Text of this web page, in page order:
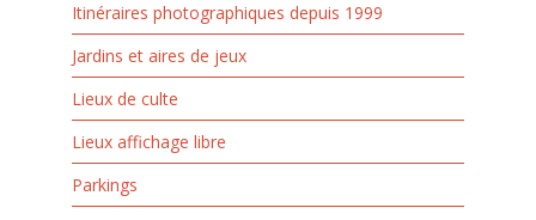
Itinéraires photographiques depuis 1999
Jardins et aires de jeux
Lieux de culte
Lieux affichage libre
Parkings